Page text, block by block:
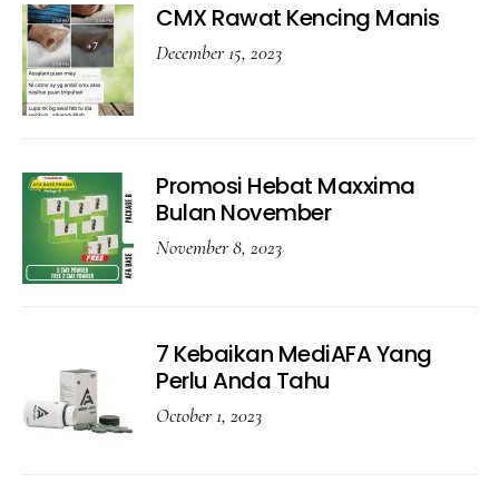
CMX Rawat Kencing Manis
December 15, 2023
Promosi Hebat Maxxima
Bulan November
November 8, 2023
7 Kebaikan MediAFA Yang
Perlu Anda Tahu
October 1, 2023